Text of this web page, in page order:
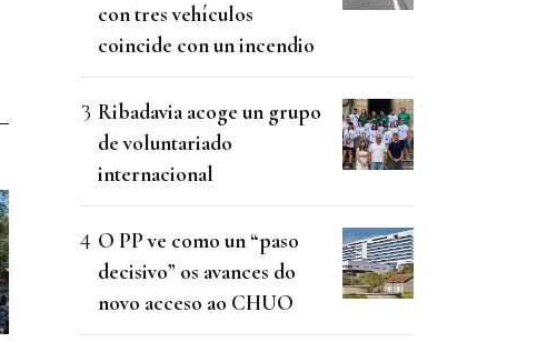
con tres vehículos
coincide con un incendio
Ribadavia acoge un grupo
de voluntariado
internacional
O PP ve como un “paso
decisivo” os avances do
novo acceso ao CHUO